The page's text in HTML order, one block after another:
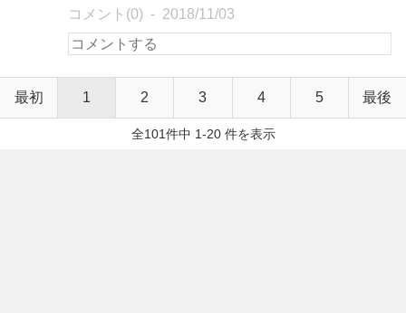
コメント(0) 2018/11/03
最初 1 2 3 4 5 最後
全101件中 1-20 件を表示